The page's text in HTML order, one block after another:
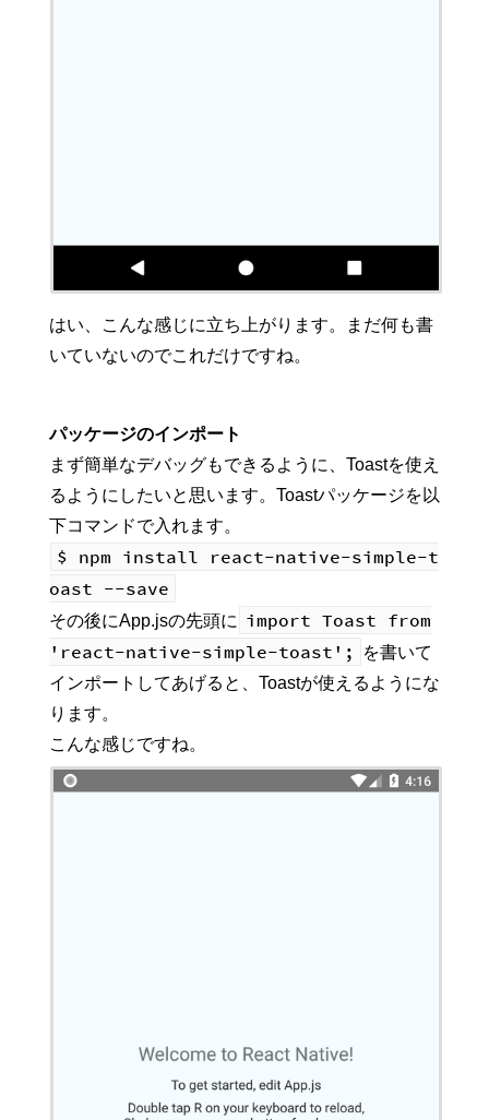
はい、こんな感じに立ち上がります。まだ何も書
いていないのでこれだけですね。
パッケージのインポート
まず簡単なデバッグもできるように、Toastを使え
るようにしたいと思います。Toastパッケージを以
下コマンドで入れます。
$ npm install react-native-simple-t
oast --save
その後にApp.jsの先頭に import Toast from
'react-native-simple-toast';
を書いて
インポートしてあげると、Toastが使えるようにな
ります。
こんな感じですね。